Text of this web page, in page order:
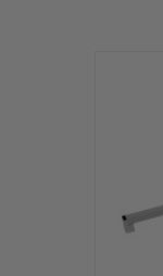
Межцентровое